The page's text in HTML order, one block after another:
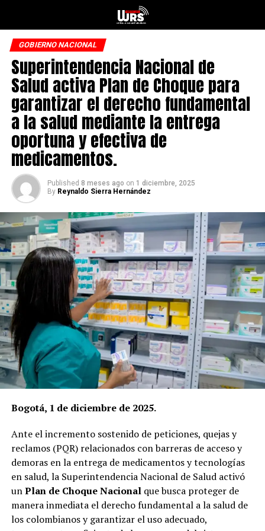
GOBIERNO NACIONAL
Superintendencia Nacional de
Salud activa Plan de Choque para
garantizar el derecho fundamental
a la salud mediante la entrega
oportuna y efectiva de
medicamentos.
Published 8 meses ago on 1 diciembre, 2025
By Reynaldo Sierra Hernández
Bogotá, 1 de diciembre de 2025.
Ante el incremento sostenido de peticiones, quejas y
reclamos (PQR) relacionados con barreras de acceso y
demoras en la entrega de medicamentos y tecnologías
en salud, la Superintendencia Nacional de Salud activó
unPlan de Choque Nacionalque busca proteger de
manera inmediata el derecho fundamental a la salud de
los colombianos y garantizar el uso adecuado,